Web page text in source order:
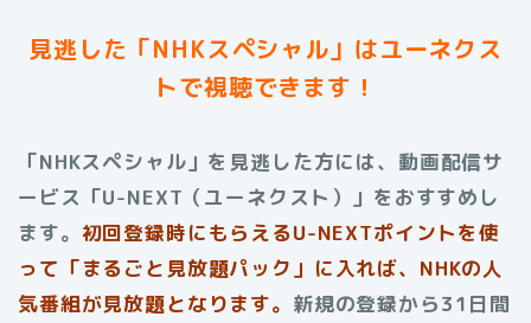
見逃した「NHKスペシャル」はユーネクス
トで視聴できます！
「NHKスペシャル」を見逃した方には、動画配信サ
ービス「U-NEXT（ユーネクスト）」をおすすめし
ます。 初回登録時にもらえるU-NEXTポイントを使
って「まるごと見放題パック」に入れば、NHKの人
気番組が見放題となります。 新規の登録から31日間